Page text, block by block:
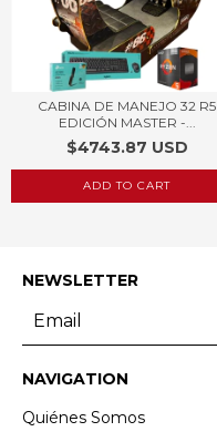
CABINA DE MANEJO 32 R5
EDICIÓN MASTER -...
$4743.87 USD
NEWSLETTER
NAVIGATION
Quiénes Somos